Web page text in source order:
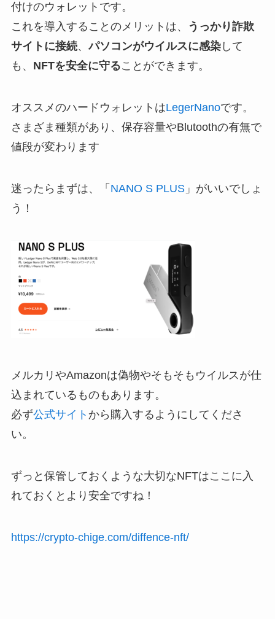
付けのウォレットです。
これを導入することのメリットは、
うっかり詐欺
サイトに接続、パソコンがウイルスに感染して
も、 NFTを安全に守ることができます。
オススメのハードウォレットはLegerNanoです。
さまざま種類があり、保存容量やBlutoothの有無で
値段が変わります
迷ったらまずは、「 NANO S PLUS」がいいでしょ
う！
メルカリやAmazonは偽物やそもそもウイルスが仕
込まれているものもあります。
必ず公式サイト から購入するようにしてくださ
い。
ずっと保管しておくような大切なNFTはここに入
れておくとより安全ですね！
https://crypto-chige.com/diffence-nft/